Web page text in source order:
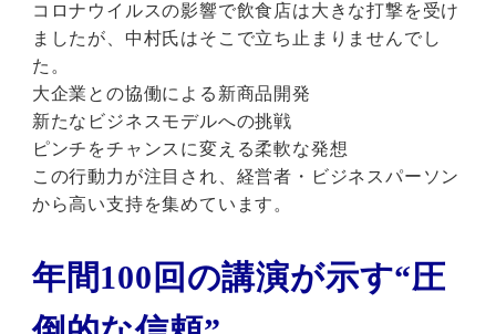
コロナウイルスの影響で飲食店は大きな打撃を受け
ましたが、中村氏はそこで立ち止まりませんでし
た。
大企業との協働による新商品開発
新たなビジネスモデルへの挑戦
ピンチをチャンスに変える柔軟な発想
この行動力が注目され、経営者・ビジネスパーソン
から高い支持を集めています。
年間100回の講演が示す“圧